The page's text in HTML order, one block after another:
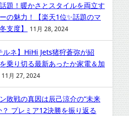
題！暖かさとスタイルを両立す
の魅力！【楽天1位✨話題のマ
支度】
11月 28, 2024
ルネ】HiHi Jets猪狩蒼弥が紹
乗り切る最新あったか家電＆加
11月 27, 2024
敗戦の真因は辰己涼介の“未来
？ プレミア12決勝を振り返る